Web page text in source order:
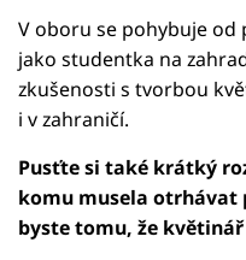
V oboru se pohybuje
jako studentka na
zkušenosti s tvorbou
i v zahraničí.
Pusťte si také krátký
komu musela otrhávat
byste tomu, že